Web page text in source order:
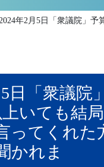
年2月5日「衆議院」
5日「衆議
上いても結
ってくれ
かれま